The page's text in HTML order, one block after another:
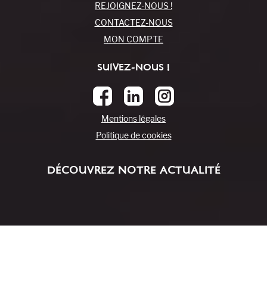
REJOIGNEZ-NOUS !
CONTACTEZ-NOUS
MON COMPTE
SUIVEZ-NOUS !
Mentions légales
Politique de cookies
DÉCOUVREZ NOTRE ACTUALITÉ